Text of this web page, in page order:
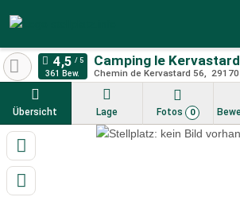
Camping le Kervastard
Chemin de Kervastard 56 29170
361 Bew.
Übersicht Lage Fotos 0